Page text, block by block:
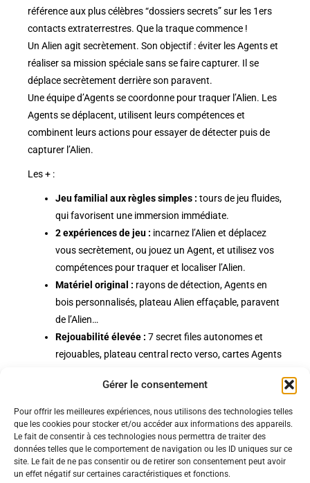
Gérer le consentement
Pour offrir les meilleures expériences, nous utilisons des technologies telles
que les cookies pour stocker et/ou accéder aux informations des appareils.
Le fait de consentir à ces technologies nous permettra de traiter des
données telles que le comportement de navigation ou les ID uniques sur ce
site. Le fait de ne pas consentir ou de retirer son consentement peut avoir
un effet négatif sur certaines caractéristiques et fonctions.
référence aux plus célèbres “dossiers secrets” sur les 1ers
contacts extraterrestres. Que la traque commence !
Un Alien agit secrètement. Son objectif : éviter les Agents et
réaliser sa mission spéciale sans se faire capturer. Il se
déplace secrètement derrière son paravent.
Une équipe d’Agents se coordonne pour traquer l’Alien. Les
Agents se déplacent, utilisent leurs compétences et
combinent leurs actions pour essayer de détecter puis de
capturer l’Alien.
Les + :
Jeu familial aux règles simples : tours de jeu fluides,
qui favorisent une immersion immédiate.
2 expériences de jeu : incarnez l’Alien et déplacez
vous secrètement, ou jouez un Agent, et utilisez vos
compétences pour traquer et localiser l’Alien.
Matériel original : rayons de détection, Agents en
bois personnalisés, plateau Alien effaçable, paravent
de l’Alien…
Rejouabilité élevée : 7 secret files autonomes et
rejouables, plateau central recto verso, cartes Agents
Nos pages
Nos évènements
Nous contacter
Politiques
Politique de confidentialité
Nos conditions de vente et livraison